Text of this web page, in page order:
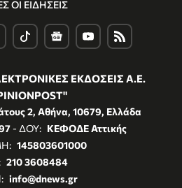
ΟΙ ΕΙΔΗΣΕΙΣ
ΕΚΔΟΣΕΙΣ Α.Ε.
2, Αθήνα, 10679, Ελλάδα
- ΔΟΥ: ΚΕΦΟΔΕ Αττικής
145803601000
210 3608484
info@dnews.gr